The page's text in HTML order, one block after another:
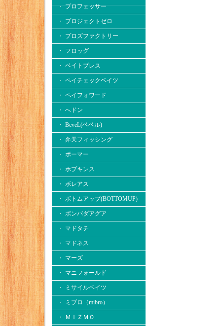
・ プロフェッサー
・ プロジェクトゼロ
・ プロズファクトリー
・ フロッグ
・ ベイトブレス
・ ペイチェックベイツ
・ ペイフォワード
・ へドン
・ BeveL(ベベル)
・ 弁天フィッシング
・ ボーマー
・ ホプキンス
・ ボレアス
・ ボトムアップ(BOTTOMUP)
・ ボンバダアグア
・ マドタチ
・ マドネス
・ マーズ
・ マニフォールド
・ ミサイルベイツ
・ ミブロ（mibro）
・ ＭＩＺＭＯ